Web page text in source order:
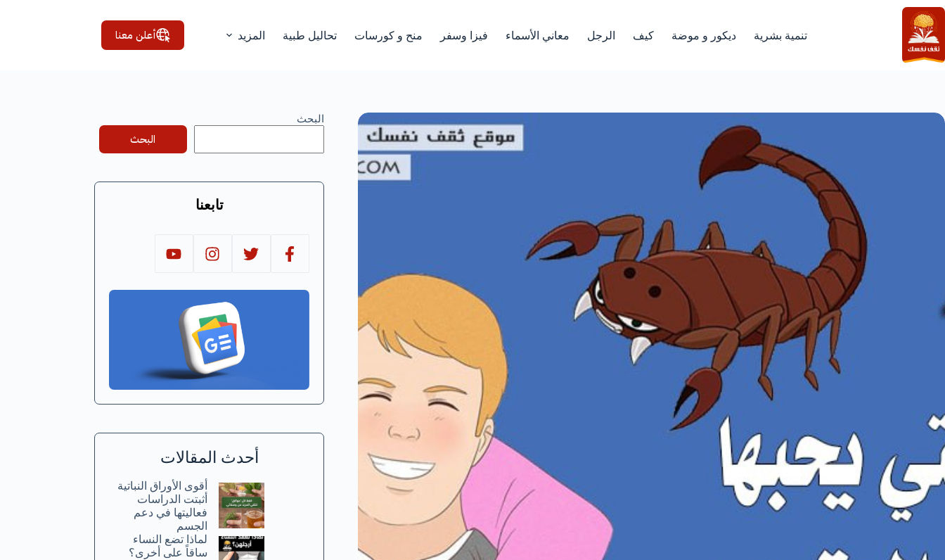
التجاوز
إلى
المحتوى
تنمية بشرية ديكور و موضة كيف الرجل معاني الأسماء فيزا وسفر منح و كورسات تحاليل طبية المزيد أعلن معنا
البحث
البحث
تابعنا
أحدث المقالات
أقوى الأوراق النباتية
أثبتت الدراسات
فعاليتها في دعم
الجسم
لماذا تضع النساء
ساقاً على أخرى؟